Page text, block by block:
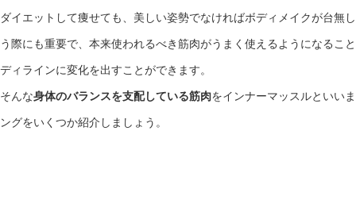
ダイエットして痩せても、美しい姿勢でなければボディメイクが台無
う際にも重要で、本来使われるべき筋肉がうまく使えるようになるこ
ディラインに変化を出すことができます。
そんな身体のバランスを支配している筋肉をインナーマッスルといい
ングをいくつか紹介しましょう。